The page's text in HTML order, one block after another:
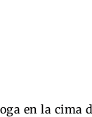
en la cima